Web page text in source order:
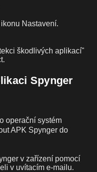
Nastavení.
škodlivých aplikací"
Spynger
operační systém
APK Spynger do
v zařízení pomocí
v uvítacím e-mailu.